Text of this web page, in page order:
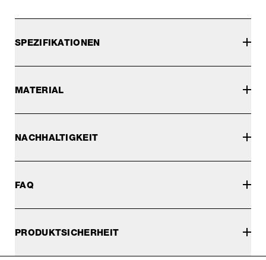
SPEZIFIKATIONEN
MATERIAL
NACHHALTIGKEIT
FAQ
PRODUKTSICHERHEIT